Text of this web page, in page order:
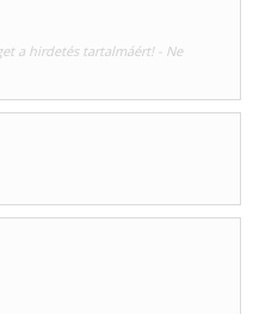
a hirdetés tartalmáért! - Ne